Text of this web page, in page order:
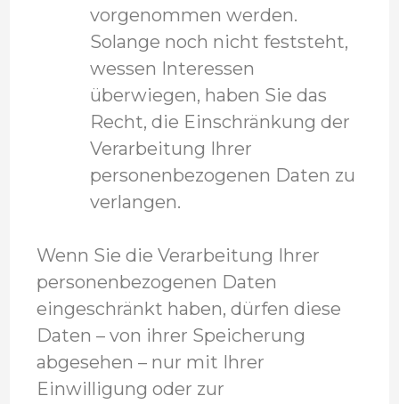
vorgenommen werden.
Solange noch nicht feststeht,
wessen Interessen
überwiegen, haben Sie das
Recht, die Einschränkung der
Verarbeitung Ihrer
personenbezogenen Daten zu
verlangen.
Wenn Sie die Verarbeitung Ihrer
personenbezogenen Daten
eingeschränkt haben, dürfen diese
Daten – von ihrer Speicherung
abgesehen – nur mit Ihrer
Einwilligung oder zur